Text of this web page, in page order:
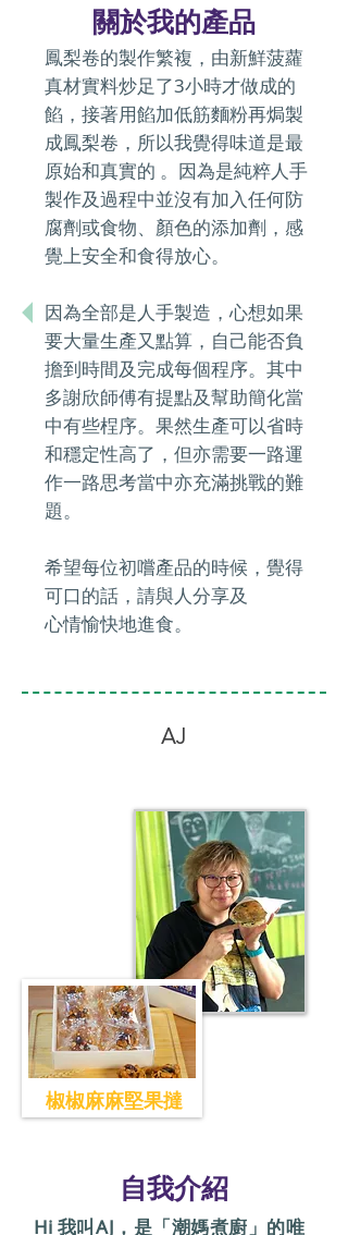
關於我的產品
鳳梨卷的製作繁複，由新鮮菠蘿
真材實料炒足了3小時才做成的
餡，接著用餡加低筋麵粉再焗製
成鳳梨卷，所以我覺得味道是最
原始和真實的 。因為是純粹人手
製作及過程中並沒有加入任何防
腐劑或食物、顏色的添加劑，感
覺上安全和食得放心。
因為全部是人手製造，心想如果
要大量生產又點算，自己能否負
擔到時間及完成每個程序。其中
多謝欣師傅有提點及幫助簡化當
中有些桯序。果然生產可以省時
和穩定性高了，但亦需要一路運
作一路思考當中亦充滿挑戰的難
題。
希望每位初嚐產品的時候，覺得
可口的話，請與人分享及
心情愉快地進食。
AJ
椒椒麻麻堅果撻
​自我介紹
Hi 我叫AJ，是「潮媽煮廚」的唯